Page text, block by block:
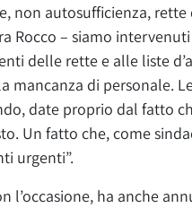
non autosufficienza,
Rocco – siamo
delle rette e alle liste
mancanza di personale.
date proprio dal fatto
Un fatto che, come
urgenti”.
l’occasione, ha anche